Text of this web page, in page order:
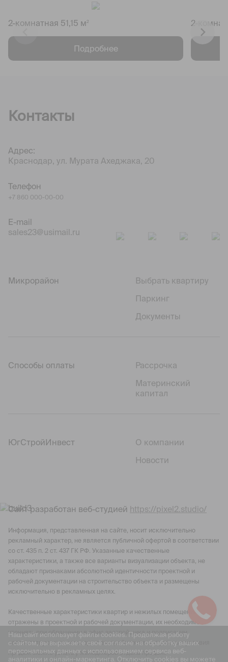
Наш сайт использует файлы cookies. Продолжая работу
с сайтом, вы выражаете своё согласие на обработку ваших
персональных данных с использованием сервиса веб-
аналитики и онлайн-маркетинга. Отключить cookies вы можете
2-комнатная 51,15 м 2
Подробнее
2-
Контакты
Адрес:
Краснодар, ул. Мурата Ахеджака, 20
Телефон
+7 860 000-00-00
E-mail
sales23@usimail.ru
Микрорайон
Выбрать квартиру
Паркинг
Документы
Способы оплаты
Рассрочка
Материнский
капитал
ЮгСтройИнвест
О компании
Новости
Сайт разработан веб-студией https://pixel2.studio/
Информация, представленная на сайте, носит исключительно
рекламный характер, не является публичной офертой в соответствии
со ст. 435 п. 2 ст. 437 ГК РФ. Указанные качественные
характеристики, а также все варианты визуализации объекта, не
обладают признаками абсолютной идентичности проектной и
рабочей документации на строительство объекта и размещены
исключительно в рекламных целях.
Качественные характеристики квартир и нежилых помещений
отражены в проектной и рабочей документации, их необходимо
уточнять при обращении в офис застройщика и подписании
соответствующего договора с застройщиком. Актуальные условия
продаж можно узнать у менеджеров отдела продаж.